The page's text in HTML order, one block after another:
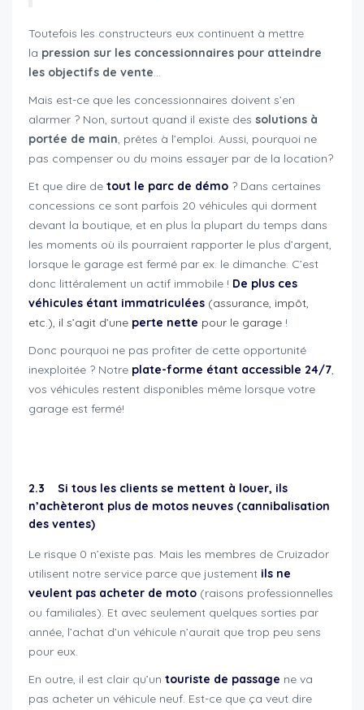
Toutefois les constructeurs eux continuent à mettre
la pression sur les concessionnaires pour atteindre
les objectifs de vente…
Mais est-ce que les concessionnaires doivent s’en
alarmer ? Non, surtout quand il existe des solutions à
portée de main, prêtes à l’emploi. Aussi, pourquoi ne
pas compenser ou du moins essayer par de la location?
Et que dire de tout le parc de démo ? Dans certaines
concessions ce sont parfois 20 véhicules qui dorment
devant la boutique, et en plus la plupart du temps dans
les moments où ils pourraient rapporter le plus d’argent,
lorsque le garage est fermé par ex. le dimanche. C’est
donc littéralement un actif immobile ! De plus ces
véhicules étant immatriculées (assurance, impôt,
etc.), il s’agit d’une perte nette pour le garage !
Donc pourquoi ne pas profiter de cette opportunité
inexploitée ? Notre plate-forme étant accessible 24/7,
vos véhicules restent disponibles même lorsque votre
garage est fermé!
2.3 Si tous les clients se mettent à louer, ils
n’achèteront plus de motos neuves (cannibalisation
des ventes)
Le risque 0 n’existe pas. Mais les membres de Cruizador
utilisent notre service parce que justement ils ne
veulent pas acheter de moto (raisons professionnelles
ou familiales). Et avec seulement quelques sorties par
année, l’achat d’un véhicule n’aurait que trop peu sens
pour eux.
En outre, il est clair qu’un touriste de passage ne va
pas acheter un véhicule neuf. Est-ce que ça veut dire